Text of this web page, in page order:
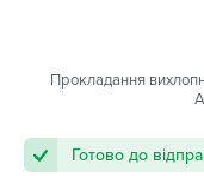
Прокладання
Готово до